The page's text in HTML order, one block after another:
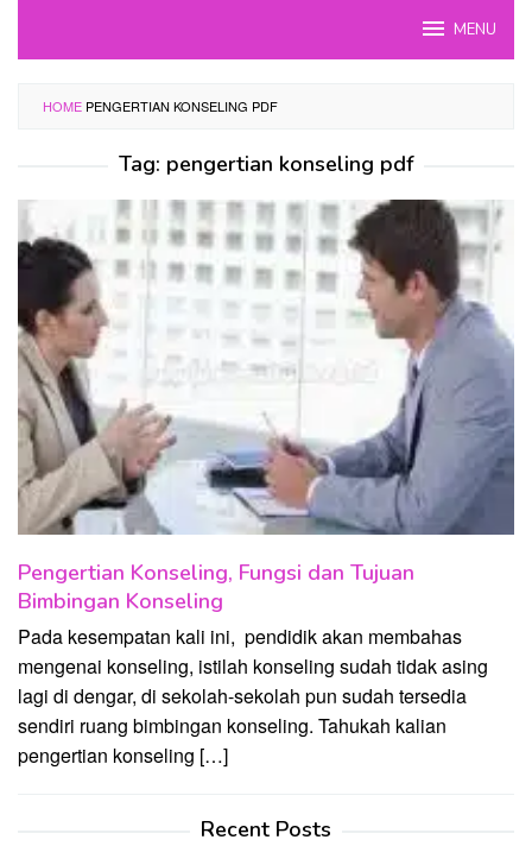
MENU
HOME PENGERTIAN KONSELING PDF
Tag: pengertian konseling pdf
Pengertian Konseling, Fungsi dan Tujuan
Bimbingan Konseling
Pada kesempatan kali ini, pendidik akan membahas
mengenai konseling, istilah konseling sudah tidak asing
lagi di dengar, di sekolah-sekolah pun sudah tersedia
sendiri ruang bimbingan konseling. Tahukah kalian
pengertian konseling […]
Recent Posts